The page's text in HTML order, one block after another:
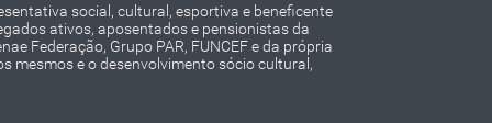
social, cultural, esportiva e beneficente
ativos, aposentados e pensionistas da
Federação, Grupo PAR, FUNCEF e da própria
mesmos e o desenvolvimento sócio cultural,